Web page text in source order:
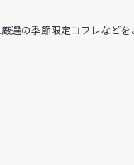
の季節限定コフレなど